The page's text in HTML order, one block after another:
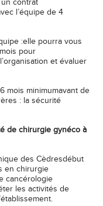
contrat
l’équipe de 4
:elle pourra vous
pour
et évaluer
mois minimumavant de
: la sécurité
de chirurgie gynéco à
des Cèdresdébut
en chirurgie
cancérologie
les activités de